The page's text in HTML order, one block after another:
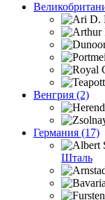
Венгрия (2)
Германия (17)
Шталь